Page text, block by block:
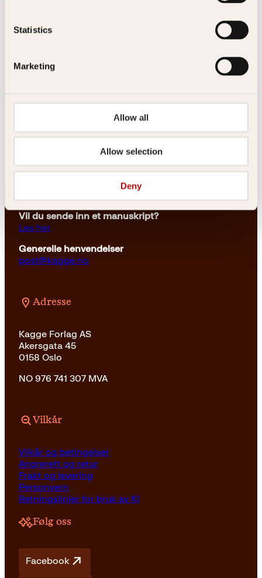
Statistics
Marketing
Allow all
Allow selection
Deny
kundeservice@kagge.no
For bokhandlere og forfattere
Vil du sende inn et manuskript?
Les her
Generelle henvendelser
post@kagge.no
Adresse
Kagge Forlag AS
Akersgata 45
0158 Oslo
NO 976 741 307 MVA
Vilkår
Vilkår og betingelser
Angrerett og retur
Frakt og levering
Personvern
Retningslinjer for bruk av KI
Følg oss
Facebook